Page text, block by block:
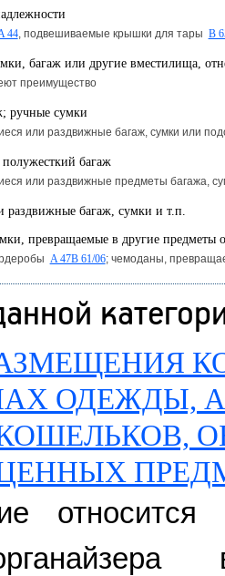
44, подвешиваемые крышки для тары B
багаж или другие вместилища,
преимущество
ручные сумки
или раздвижные багаж, сумки или
багаж
или раздвижные предметы багажа,
раздвижные багаж, сумки и т.п.
превращаемые в другие предметы
A 47B 61/06; чемоданы,
ОДЕЖДЫ,